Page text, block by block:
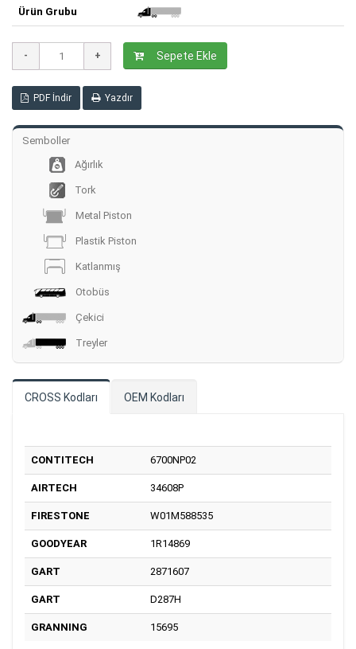
Ürün Grubu
Sepete Ekle
PDF İndir Yazdır
Semboller
Ağırlık
Tork
Metal Piston
Plastik Piston
Katlanmış
Otobüs
Çekici
Treyler
CROSS Kodları OEM Kodları
CONTITECH 6700NP02
AIRTECH 34608P
FIRESTONE W01M588535
GOODYEAR 1R14869
GART 2871607
GART D287H
GRANNING 15695